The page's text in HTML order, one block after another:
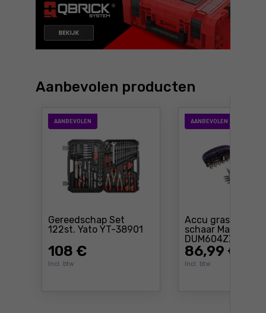
Aanbevolen producten
AANBEVOLEN
Gereedschap Set
122st. Yato YT-38901
Prijs: 108 €
108 €
Incl. btw
AANBEVOLEN
Accu gras-
schaar Makita
DUM604ZX
86,99 €
Incl. btw